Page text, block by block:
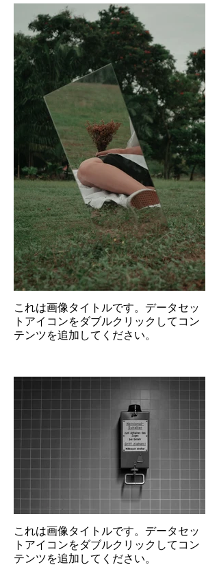
これは画像タイトルです。データセッ
トアイコンをダブルクリックしてコン
テンツを追加してください。
これは画像タイトルです。データセッ
トアイコンをダブルクリックしてコン
テンツを追加してください。